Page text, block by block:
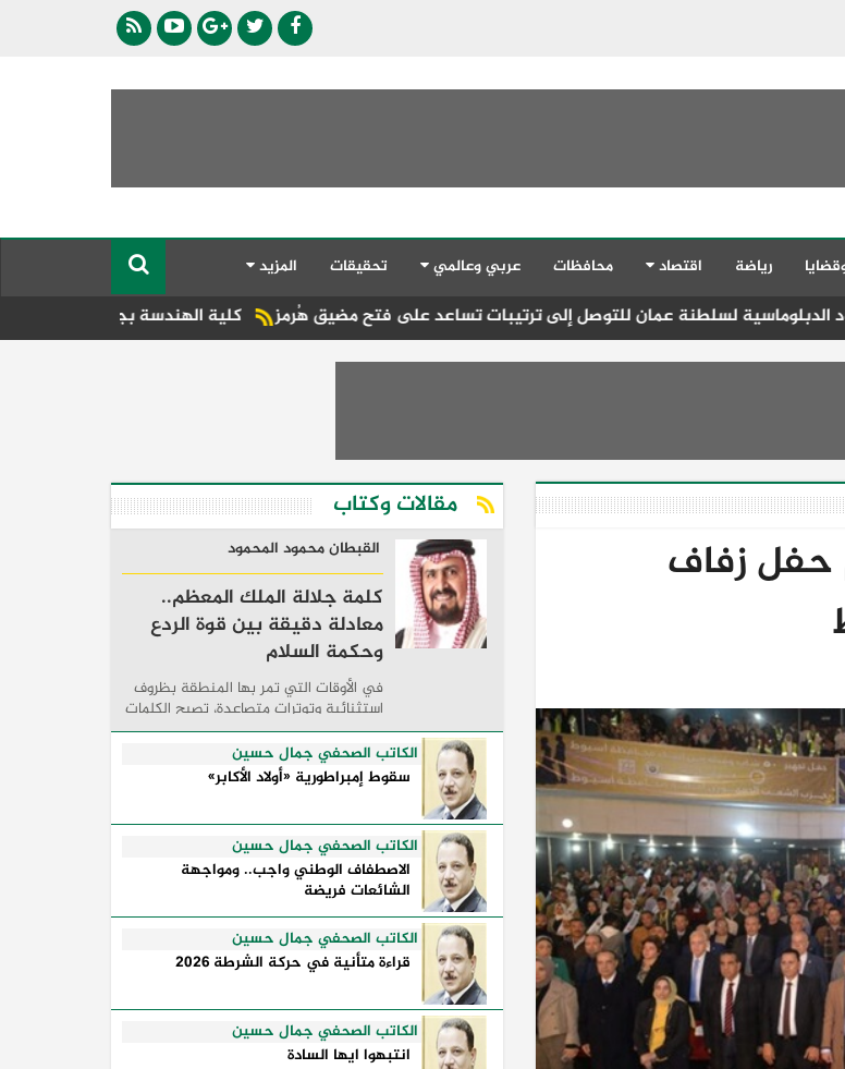
رياضة اقتصاد محافظات عربي وعالمي تحقيقات المزيد
كلية الهندسة بجامعة دمنهور تطلق فعاليات عمان للتوصل إلى ترتيبات تساعد على فتح مضيق هُرمز
زفاف
مقالات وكتاب
القبطان محمود المحمود
كلمة جلالة الملك المعظم..
معادلة دقيقة بين قوة الردع
وحكمة السلام
في الأوقات التي تمر بها المنطقة بظروف
استثنائية وتوترات متصاعدة، تصبح الكلمات
السياسية أكثر من مجرد مواقف معلنة؛ فهي
تكشف طريقة تفكير الدول، وكيفية إدارتها
للأزمات، والحدود التي تفصل بين القوة ...
الكاتب الصحفي جمال حسين
سقوط إمبراطورية «أولاد الأكابر»
الكاتب الصحفي جمال حسين
الاصطفاف الوطني واجب.. ومواجهة
الشائعات فريضة
الكاتب الصحفي جمال حسين
قراءة متأنية في حركة الشرطة 2026
الكاتب الصحفي جمال حسين
انتبهوا ايها السادة